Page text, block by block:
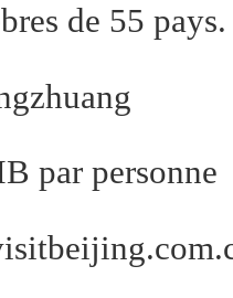
de 55 pays.
par personne